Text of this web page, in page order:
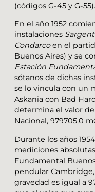
(códigos G-45 y G-55).
En el año 1952
instalaciones
Condarcoen el
Buenos Aires) y se
Estación
sótanos de dichas
se lo vincula con un
Askania con Bad
determina el valor
Nacional, 979705,0
Durante los años
mediciones
Fundamental
pendular
gravedad es igual a